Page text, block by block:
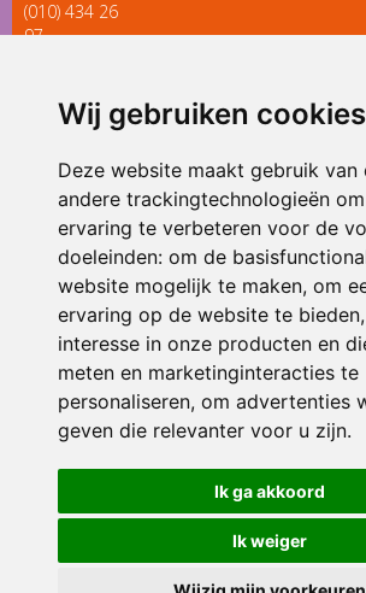
Wij gebruiken cookies
Deze website maakt gebruik van
andere trackingtechnologieën
ervaring te verbeteren voor de
doeleinden: om de
website mogelijk te maken, om
ervaring op de website te bieden,
interesse in onze producten en
meten en marketinginteracties te
personaliseren, om advertenties
geven die relevanter voor u zijn.
Ik ga akkoord
Ik weiger
(010) 434 26
97
ONDERDEEL VAN
© 2026 IKC ’t Palet | Alle rechten
Privacy policy|Disclaimer| Klachtenregeling|
voorkeuren
Crealisatie The MindOffice